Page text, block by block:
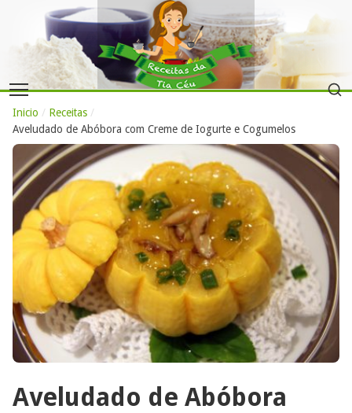
Inicio / Receitas /
Aveludado de Abóbora com Creme de Iogurte e Cogumelos
Aveludado de Abóbora